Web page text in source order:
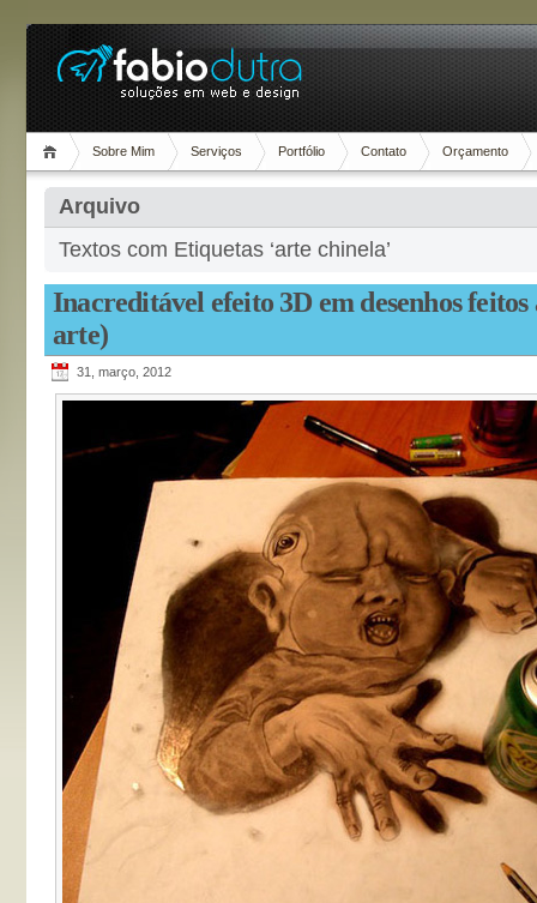
Sobre Mim Serviços Portfólio Contato Orçamento
Arquivo
Textos com Etiquetas ‘arte chinela’
Inacreditável efeito 3D em desenhos feitos
arte)
31, março, 2012